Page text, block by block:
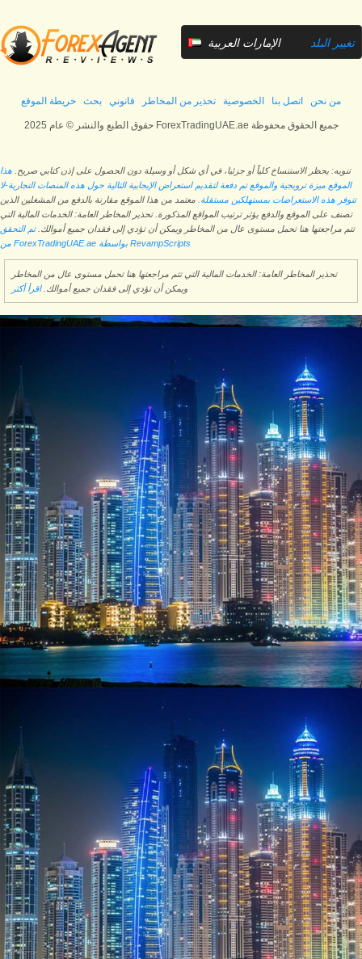
الإمارات العربية
المتحدة
تغيير البلد
من نحن اتصل بنا الخصوصية تحذير من المخاطر قانوني بحث خريطة الموقع
حقوق الطبع والنشر © عام 2025 ForexTradingUAE.ae جميع الحقوق محفوظة
تنويه: يحظر الاستنساخ كلياً أو جزئيا، في أي شكل أو وسيلة دون الحصول على إذن كتابي صريح. هذا
الموقع ميزة ترويجية والموقع تم دفعة لتقديم استعراض الإيجابية التالية حول هذه المنصات التجارية-لا
تتوفر هذه الاستعراضات بمستهلكين مستقلة. معتمد من هذا الموقع مقارنة بالدفع من المشغلين الذين
تصنف على الموقع والدفع يؤثر ترتيب المواقع المذكورة. تحذير المخاطر العامة: الخدمات المالية التي
تتم مراجعتها هنا تحمل مستوى عال من المخاطر ويمكن أن تؤدي إلى فقدان جميع أموالك.تم التحقق
من ForexTradingUAE.ae بواسطة RevampScripts
تحذير المخاطر العامة: الخدمات المالية التي تتم مراجعتها هنا تحمل مستوى عال من المخاطر
ويمكن أن تؤدي إلى فقدان جميع أموالك.اقرأ أكثر